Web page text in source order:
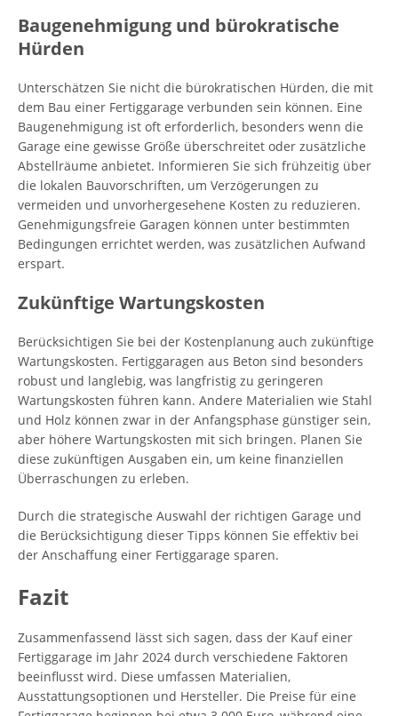
Baugenehmigung und bürokratische
Hürden
Unterschätzen Sie nicht die bürokratischen Hürden, die mit
dem Bau einer Fertiggarage verbunden sein können. Eine
Baugenehmigung ist oft erforderlich, besonders wenn die
Garage eine gewisse Größe überschreitet oder zusätzliche
Abstellräume anbietet. Informieren Sie sich frühzeitig über
die lokalen Bauvorschriften, um Verzögerungen zu
vermeiden und unvorhergesehene Kosten zu reduzieren.
Genehmigungsfreie Garagen können unter bestimmten
Bedingungen errichtet werden, was zusätzlichen Aufwand
erspart.
Zukünftige Wartungskosten
Berücksichtigen Sie bei der Kostenplanung auch zukünftige
Wartungskosten. Fertiggaragen aus Beton sind besonders
robust und langlebig, was langfristig zu geringeren
Wartungskosten führen kann. Andere Materialien wie Stahl
und Holz können zwar in der Anfangsphase günstiger sein,
aber höhere Wartungskosten mit sich bringen. Planen Sie
diese zukünftigen Ausgaben ein, um keine finanziellen
Überraschungen zu erleben.
Durch die strategische Auswahl der richtigen Garage und
die Berücksichtigung dieser Tipps können Sie effektiv bei
der Anschaffung einer Fertiggarage sparen.
Fazit
Zusammenfassend lässt sich sagen, dass der Kauf einer
Fertiggarage im Jahr 2024 durch verschiedene Faktoren
beeinflusst wird. Diese umfassen Materialien,
Ausstattungsoptionen und Hersteller. Die Preise für eine